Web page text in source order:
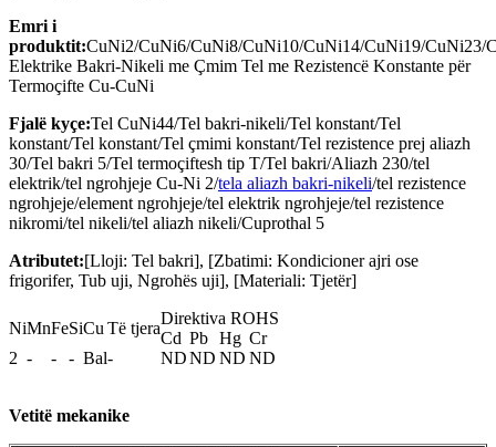
Emri i
produktit:CuNi2/CuNi6/CuNi8/CuNi10/CuNi14/CuNi19/CuNi23/
Elektrike Bakri-Nikeli me Çmim Tel me Rezistencë Konstante për
Termoçifte Cu-CuNi
Fjalë kyçe:Tel CuNi44/Tel bakri-nikeli/Tel konstant/Tel
konstant/Tel konstant/Tel çmimi konstant/Tel rezistence prej aliazh
30/Tel bakri 5/Tel termoçiftesh tip T/Tel bakri/Aliazh 230/tel
elektrik/tel ngrohjeje Cu-Ni 2/tela aliazh bakri-nikeli/tel rezistence
ngrohjeje/element ngrohjeje/tel elektrik ngrohjeje/tel rezistence
nikromi/tel nikeli/tel aliazh nikeli/Cuprothal 5
Atributet:[Lloji: Tel bakri], [Zbatimi: Kondicioner ajri ose
frigorifer, Tub uji, Ngrohës uji], [Materiali: Tjetër]
NiMnFeSiCu Të tjera
Direktiva ROHS
Cd Pb Hg Cr
2 - - - Bal- NDND ND ND
Vetitë mekanike